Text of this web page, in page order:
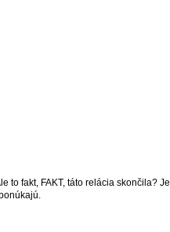
to fakt, FAKT, táto relácia skončila? Je